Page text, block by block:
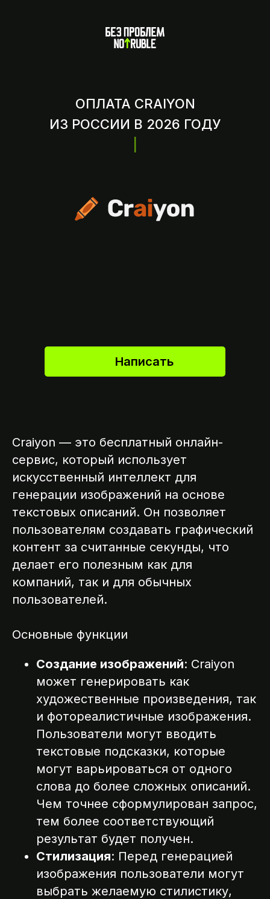
ОПЛАТА CRAIYON
ИЗ РОССИИ В 2026 ГОДУ
Написать
Craiyon — это бесплатный онлайн-
сервис, который использует
искусственный интеллект для
генерации изображений на основе
текстовых описаний. Он позволяет
пользователям создавать графический
контент за считанные секунды, что
делает его полезным как для
компаний, так и для обычных
пользователей.
Основные функции
Создание изображений: Craiyon
может генерировать как
художественные произведения, так
и фотореалистичные изображения.
Пользователи могут вводить
текстовые подсказки, которые
могут варьироваться от одного
слова до более сложных описаний.
Чем точнее сформулирован запрос,
тем более соответствующий
результат будет получен.
Стилизация: Перед генерацией
изображения пользователи могут
выбрать желаемую стилистику,